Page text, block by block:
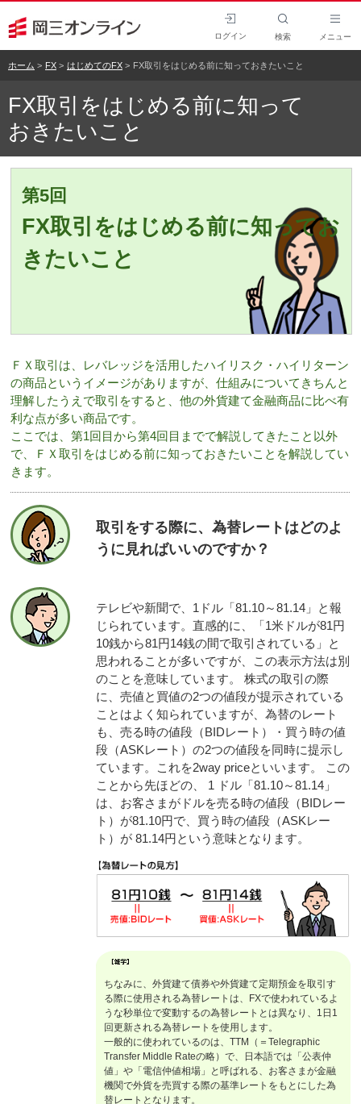
ログイン 検索 メニュー
ホーム FX はじめてのFX FX取引をはじめる前に知っておきたいこと
FX取引をはじめる前に知って
おきたいこと
第5回
FX取引をはじめる前に知ってお
きたいこと
ＦＸ取引は、レバレッジを活用したハイリスク・ハイリターン
の商品というイメージがありますが、仕組みについてきちんと
理解したうえで取引をすると、他の外貨建て金融商品に比べ有
利な点が多い商品です。
ここでは、第1回目から第4回目までで解説してきたこと以外
で、ＦＸ取引をはじめる前に知っておきたいことを解説してい
きます。
取引をする際に、為替レートはどのよ
うに見ればいいのですか？
テレビや新聞で、1ドル「81.10～81.14」と報
じられています。直感的に、「1米ドルが81円
10銭から81円14銭の間で取引されている」と
思われることが多いですが、この表示方法は別
のことを意味しています。 株式の取引の際
に、売値と買値の2つの値段が提示されている
ことはよく知られていますが、為替のレート
も、売る時の値段（BIDレート）・買う時の値
段（ASKレート）の2つの値段を同時に提示し
ています。これを2way priceといいます。 この
ことから先ほどの、 1 ドル「81.10～81.14」
は、お客さまがドルを売る時の値段（BIDレー
ト）が81.10円で、買う時の値段（ASKレー
ト）が 81.14円という意味となります。
ちなみに、外貨建て債券や外貨建て定期預金を取引す
る際に使用される為替レートは、FXで使われているよ
うな秒単位で変動するの為替レートとは異なり、1日1
回更新される為替レートを使用します。
一般的に使われているのは、TTM（＝Telegraphic
Transfer Middle Rateの略）で、日本語では「公表仲
値」や「電信仲値相場」と呼ばれる、お客さまが金融
機関で外貨を売買する際の基準レートをもとにした為
替レートとなります。